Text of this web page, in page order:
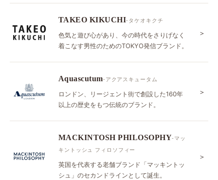
TAKEO KIKUCHI-タケオキクチ
色気と遊び心があり、今の時代をさりげなく
着こなす男性のためのTOKYO発信ブランド。
＞
Aquascutum-アクアスキュータム
ロンドン、リージェント街で創設した160年
以上の歴史をもつ伝統のブランド。
＞
MACKINTOSH PHILOSOPHY-マッ
キントッシュ フィロソフィー
英国を代表する老舗ブランド「マッキントッ
シュ」のセカンドラインとして誕生。
＞